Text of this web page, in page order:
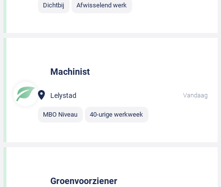
Dichtbij Afwisselend werk
Machinist
Lelystad Vandaag
MBO Niveau 40-urige werkweek
Groenvoorziener